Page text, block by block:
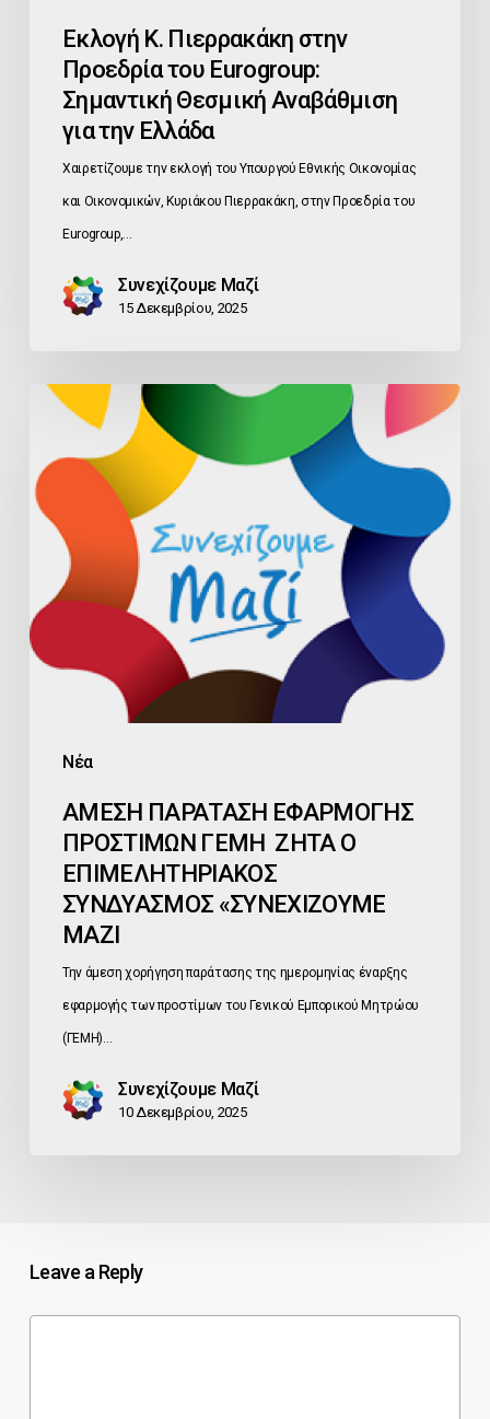
Ελλάδα
Εκλογή Κ. Πιερρακάκη στην
Προεδρία του Eurogroup:
Σημαντική Θεσμική Αναβάθμιση
για την Ελλάδα
Χαιρετίζουμε την εκλογή του Υπουργού Εθνικής Οικονομίας
και Οικονομικών, Κυριάκου Πιερρακάκη, στην Προεδρία του
Eurogroup,…
Συνεχίζουμε Μαζί
15 Δεκεμβρίου, 2025
Νέα
ΑΜΕΣΗ
ΠΑΡΑΤΑΣΗ
ΕΦΑΡΜΟΓΗΣ
ΠΡΟΣΤΙΜΩΝ
ΓΕΜΗ
ΖΗΤΑ
ΕΠΙΜΕΛΗΤΗΡΙΑΚΟΣ
ΣΥΝΔΥΑΣΜΟΣ
«ΣΥΝΕΧΙΖΟΥΜΕ
ΑΜΕΣΗ ΠΑΡΑΤΑΣΗ ΕΦΑΡΜΟΓΗΣ
ΠΡΟΣΤΙΜΩΝ ΓΕΜΗ ΖΗΤΑ Ο
ΕΠΙΜΕΛΗΤΗΡΙΑΚΟΣ
ΣΥΝΔΥΑΣΜΟΣ «ΣΥΝΕΧΙΖΟΥΜΕ
ΜΑΖΙ
Την άμεση χορήγηση παράτασης της ημερομηνίας έναρξης
εφαρμογής των προστίμων του Γενικού Εμπορικού Μητρώου
(ΓΕΜΗ)…
Συνεχίζουμε Μαζί
10 Δεκεμβρίου, 2025
Leave a Reply